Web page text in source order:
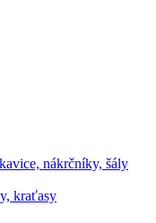
nákrčníky, šály
kraťasy